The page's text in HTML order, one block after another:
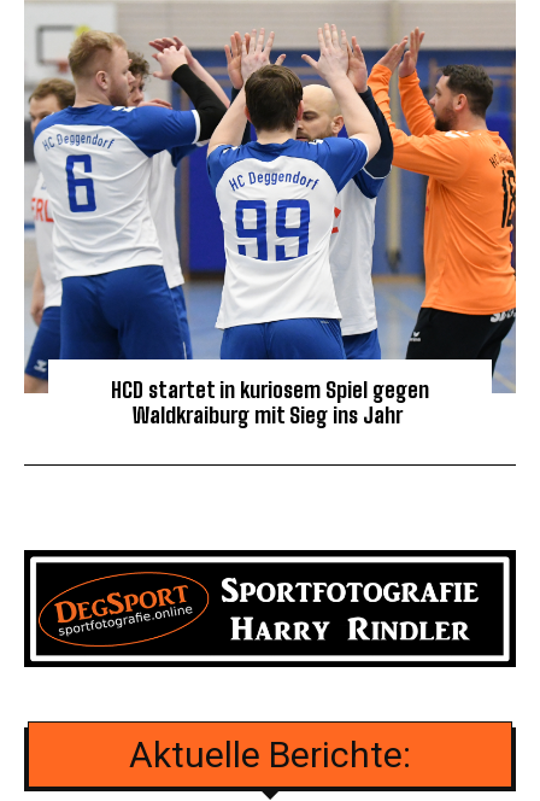
HCD startet in kuriosem Spiel gegen
Waldkraiburg mit Sieg ins Jahr
Aktuelle Berichte: